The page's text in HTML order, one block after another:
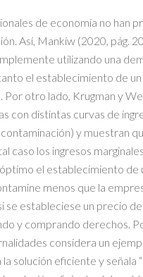
de economía no han
Así, Mankiw (2020, pág.
utilizando una
el establecimiento de
otro lado, Krugman y
con distintas curvas de
y muestran
caso los ingresos
el establecimiento de
menos que la
estableciese un precio
y comprando derechos.
considera un
solución eficiente y señala